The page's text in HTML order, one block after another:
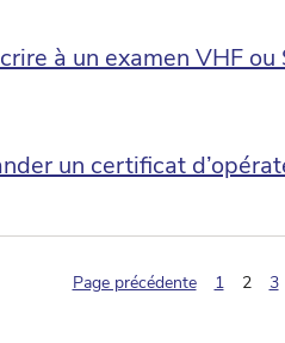
à un examen VHF ou
un certificat
Page précédente 1 2 3